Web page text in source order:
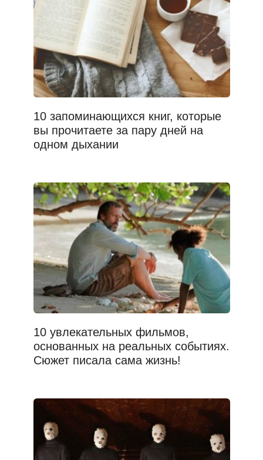
10 запоминающихся книг, которые
вы прочитаете за пару дней на
одном дыхании
10 увлекательных фильмов,
основанных на реальных событиях.
Сюжет писала сама жизнь!